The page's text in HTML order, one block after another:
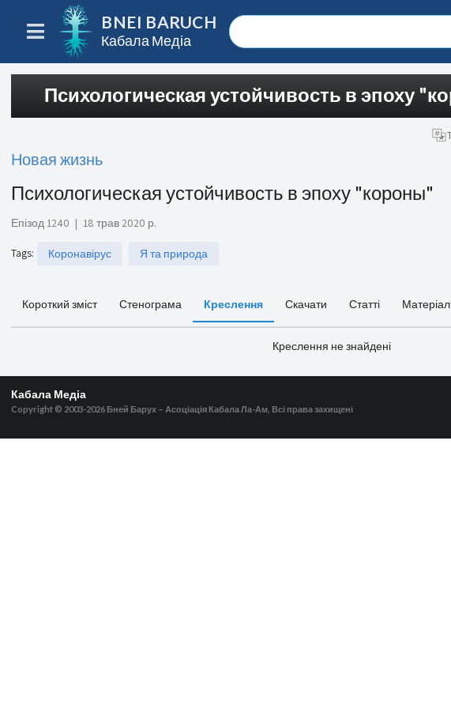
BNEI BARUCH
Кабала Медіа
Психологическая устойчивость в эпоху
Новая жизнь
Психологическая устойчивость в эпоху "короны"
Епізод 1240 | 18 трав 2020 р.
Tags: Коронавірус Я та природа
Короткий зміст Стенограма Креслення Скачати Статті
Креслення не знайдені
Кабала Медіа
Copyright © 2003-2026 Бней Барух – Асоціація Кабала Ла-Ам, Всі права захищені